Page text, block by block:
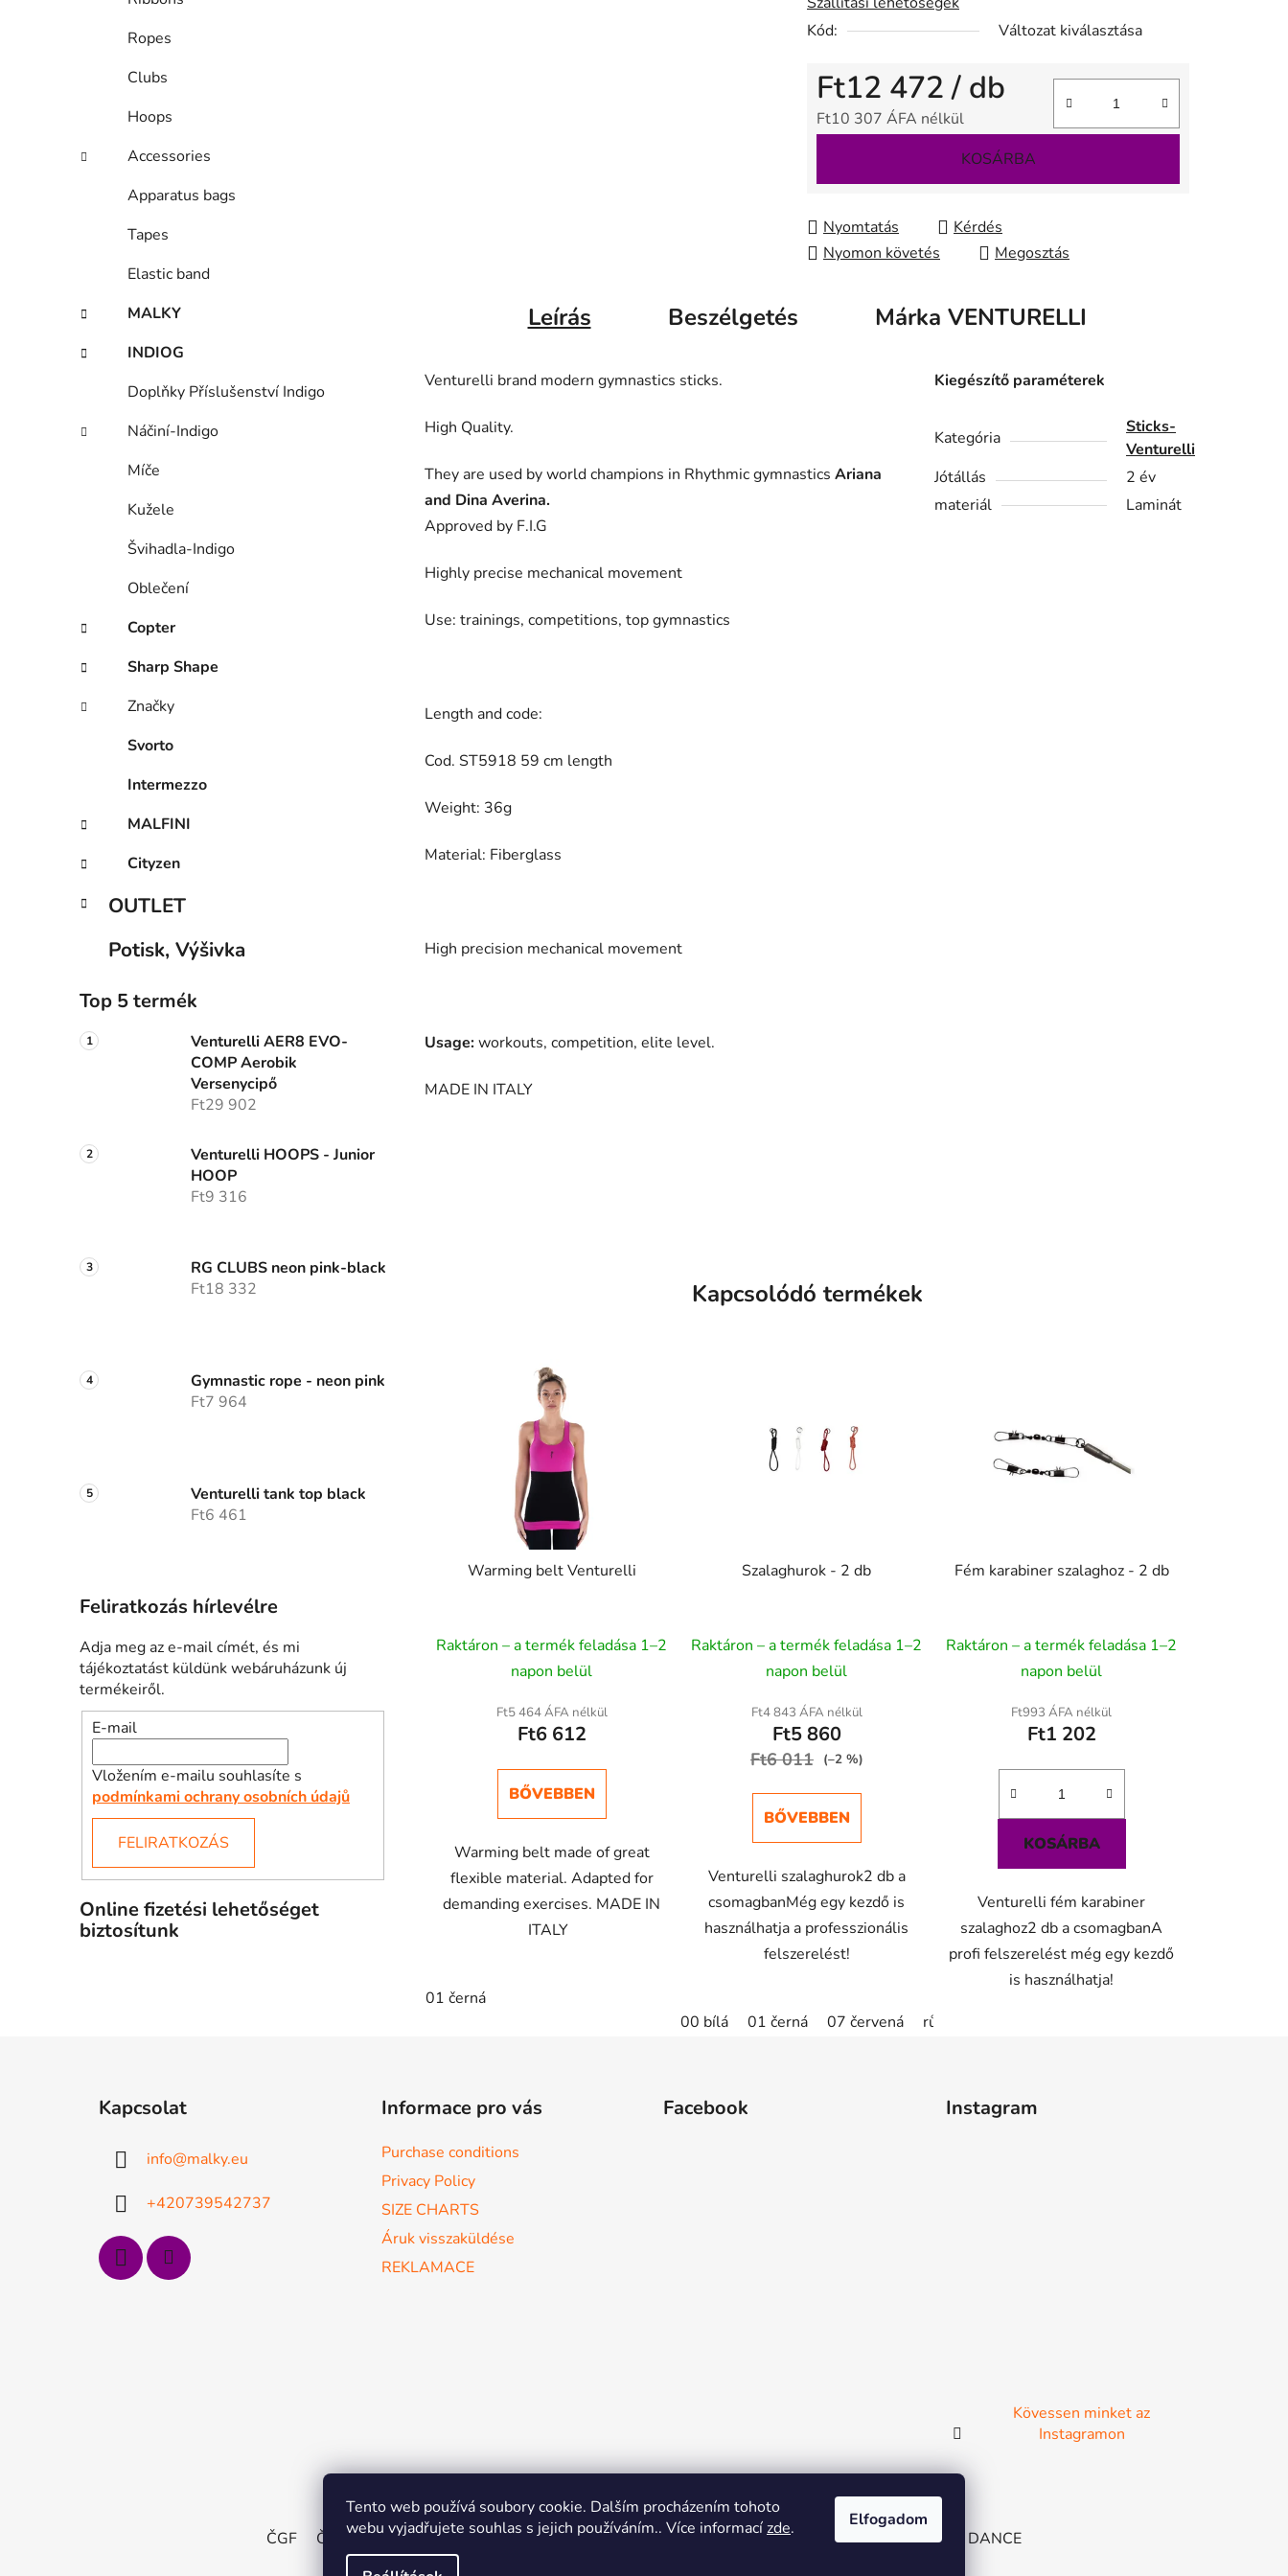
Tento web používá soubory cookie. Dalším procházením tohoto
webu vyjadřujete souhlas s jejich používáním.. Více informacízde. Elfogadom
Ropes
Clubs
Hoops
Accessories
Apparatus bags
Tapes
Elastic band
MALKY
INDIOG
Doplňky Příslušenství Indigo
Náčiní-Indigo
Míče
Kužele
Švihadla-Indigo
Oblečení
Copter
Sharp Shape
Značky
Svorto
Intermezzo
MALFINI
Cityzen
OUTLET
Potisk, Výšivka
Top 5 termék
Venturelli AER8 EVO-
COMP Aerobik
Versenycipő
Ft29 902
Venturelli HOOPS - Junior
HOOP
Ft9 316
RG CLUBS neon pink-black
Ft18 332
Gymnastic rope - neon pink
Ft7 964
Venturelli tank top black
Ft6 461
Feliratkozás hírlevélre
Adja meg az e-mail címét, és mi
tájékoztatást küldünk webáruházunk új
termékeiről.
E-mail
Vložením e-mailu souhlasíte s
podmínkami ochrany osobních údajů
FELIRATKOZÁS
Online fizetési lehetőséget
biztosítunk
Kód:
Változat kiválasztása
Ft12 472/ db
Ft10 307 ÁFA nélkül
KOSÁRBA
Nyomtatás
Kérdés
Nyomon követés
Megosztás
Leírás Beszélgetés Márka VENTURELLI
Venturelli brand modern gymnastics sticks.
High Quality.
They are used by world champions in Rhythmic gymnastics Ariana
and Dina Averina.
Approved by F.I.G
Highly precise mechanical movement
Use: trainings, competitions, top gymnastics
Length and code:
Cod. ST5918 59 cm length
Weight: 36g
Material: Fiberglass
High precision mechanical movement
Usage:workouts, competition, elite level.
MADE IN ITALY
Kiegészítő paraméterek
Kategória
Sticks-
Venturelli
Jótállás
2 év
materiál
Laminát
Kapcsolódó termékek
Warming belt Venturelli
Raktáron – a termék feladása 1–2
napon belül
Ft5 464 ÁFA nélkül
Ft6 612
BŐVEBBEN
Warming belt made of great
flexible material. Adapted for
demanding exercises. MADE IN
ITALY
01 černá
Szalaghurok - 2 db
Raktáron – a termék feladása 1–2
napon belül
Ft4 843 ÁFA nélkül
Ft5 860
Ft6 011 (–2 %)
BŐVEBBEN
Venturelli szalaghurok2 db a
csomagbanMég egy kezdő is
használhatja a professzionális
felszerelést!
00 bílá 01 černá 07 červená růžová
Fém karabiner szalaghoz - 2 db
Raktáron – a termék feladása 1–2
napon belül
Ft993 ÁFA nélkül
Ft1 202
KOSÁRBA
Venturelli fém karabiner
szalaghoz2 db a csomagbanA
profi felszerelést még egy kezdő
is használhatja!
Kapcsolat
info@malky.eu
+420739542737
Informace pro vás
Purchase conditions
Privacy Policy
SIZE CHARTS
Áruk visszaküldése
REKLAMACE
Facebook Instagram
Kövessen minket az
Instagramon
ČGF ČSMG SGF FISAF MsM ZsM Žij pohybem Aerobic & Dance League BAT MIA DANCE